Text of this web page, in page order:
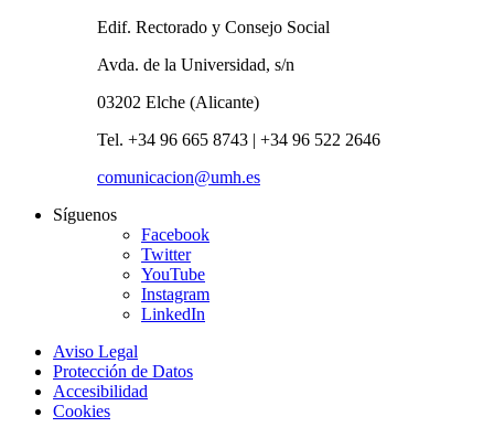
Edif. Rectorado y Consejo Social
Avda. de la Universidad, s/n
03202 Elche (Alicante)
Tel. +34 96 665 8743 | +34 96 522 2646
comunicacion@umh.es
Síguenos
Facebook
Twitter
YouTube
Instagram
LinkedIn
Aviso Legal
Protección de Datos
Accesibilidad
Cookies